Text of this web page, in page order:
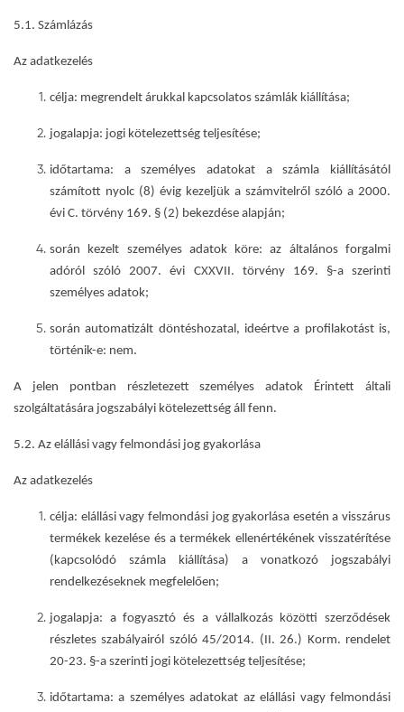
5.1. Számlázás
Az adatkezelés
célja: megrendelt árukkal kapcsolatos számlák kiállítása;
jogalapja: jogi kötelezettség teljesítése;
időtartama: a személyes adatokat a számla kiállításától
számított nyolc (8) évig kezeljük a számvitelről szóló a 2000.
évi C. törvény 169. § (2) bekezdése alapján;
során kezelt személyes adatok köre: az általános forgalmi
adóról szóló 2007. évi CXXVII. törvény 169. §-a szerinti
személyes adatok;
során automatizált döntéshozatal, ideértve a profilakotást is,
történik-e: nem.
A jelen pontban részletezett személyes adatok Érintett általi
szolgáltatására jogszabályi kötelezettség áll fenn.
5.2. Az elállási vagy felmondási jog gyakorlása
Az adatkezelés
célja: elállási vagy felmondási jog gyakorlása esetén a visszárus
termékek kezelése és a termékek ellenértékének visszatérítése
(kapcsolódó számla kiállítása) a vonatkozó jogszabályi
rendelkezéseknek megfelelően;
jogalapja: a fogyasztó és a vállalkozás közötti szerződések
részletes szabályairól szóló 45/2014. (II. 26.) Korm. rendelet
20-23. §-a szerinti jogi kötelezettség teljesítése;
időtartama: a személyes adatokat az elállási vagy felmondási